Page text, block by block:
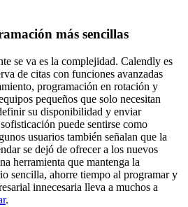
más sencillas
se va es la complejidad. Calendly es
de citas con funciones avanzadas
programación en rotación y
pequeños que solo necesitan
su disponibilidad y enviar
puede sentirse como
usuarios también señalan que la
se dejó de ofrecer a los nuevos
herramienta que mantenga la
sencilla, ahorre tiempo al programar y
innecesaria lleva a muchos a
.